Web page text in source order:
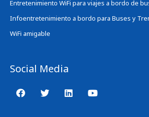
Entretenimiento WiFi para viajes a bordo de
Infoentretenimiento a bordo para Buses y
WiFi amigable
Social Media